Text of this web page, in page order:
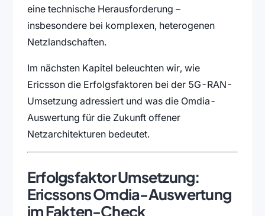
eine technische Herausforderung –
insbesondere bei komplexen, heterogenen
Netzlandschaften.
Im nächsten Kapitel beleuchten wir, wie
Ericsson die Erfolgsfaktoren bei der 5G-RAN-
Umsetzung adressiert und was die Omdia-
Auswertung für die Zukunft offener
Netzarchitekturen bedeutet.
Erfolgsfaktor Umsetzung:
Ericssons Omdia-Auswertung
im Fakten-Check